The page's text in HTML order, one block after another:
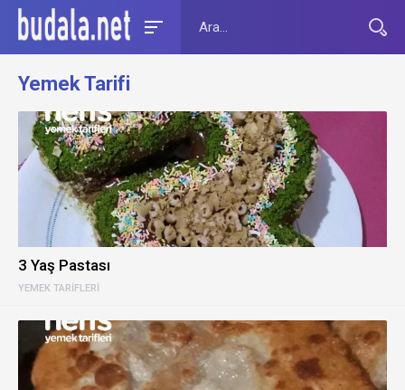
Yemek Tarifi
YEMEK TARIFLERI
3 Yaş Pastası